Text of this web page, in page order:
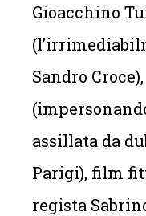
Gioacchino
Sandro
assillata da
Parigi), film
regista